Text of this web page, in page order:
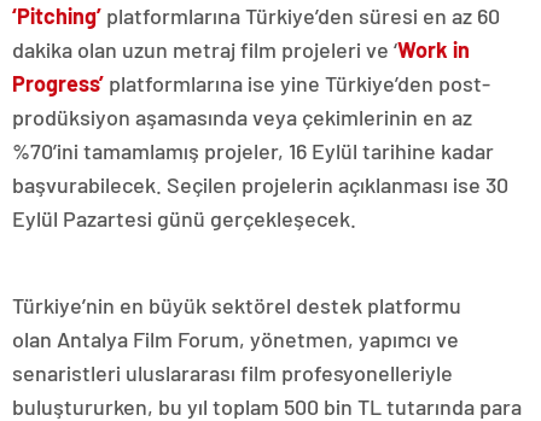
‘Pitching’ platformlarınaTürkiye’den süresi en az 60
dakika olan uzun metraj film projeleri ve ‘Work in
Progress’ platformlarına ise yine Türkiye’den post-
prodüksiyon aşamasında veya çekimlerinin en az
%70’ini tamamlamış projeler, 16 Eylül tarihine kadar
başvurabilecek. Seçilen projelerin açıklanması ise 30
Eylül Pazartesi günü gerçekleşecek.
Türkiye’nin en büyük sektörel destek platformu
olan Antalya Film Forum, yönetmen, yapımcı ve
senaristleri uluslararası film profesyonelleriyle
buluştururken, bu yıl toplam 500 bin TL tutarında para